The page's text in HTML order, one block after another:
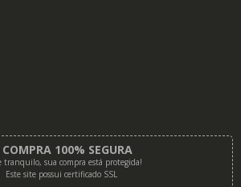
COMPRA 100% SEGURA
tranquilo, sua compra está protegida!
Este site possui certificado SSL